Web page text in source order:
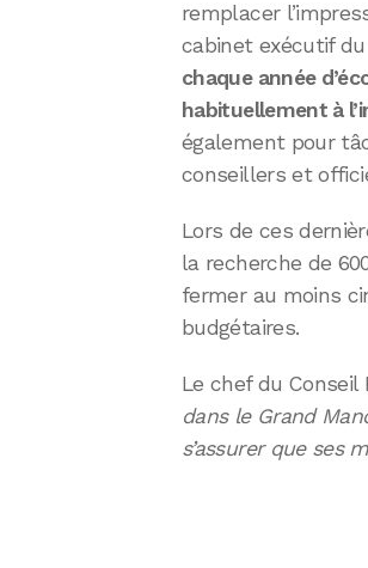
remplacer
cabinet exécutif du
chaque année
habituellement à
également pour
conseillers et
Lors de ces
la recherche de
fermer au moins
budgétaires.
Le chef du Conseil
dans le Grand
s’assurer que ses